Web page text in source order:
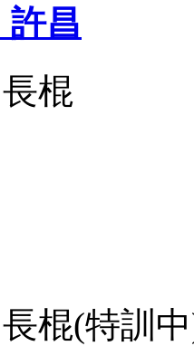
昌
棍
棍(特訓